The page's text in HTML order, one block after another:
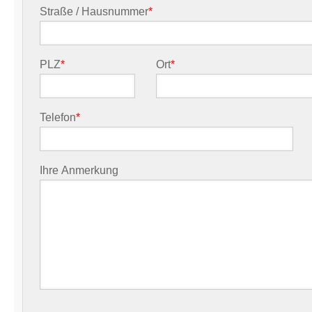
Straße / Hausnummer*
PLZ* Ort*
Telefon*
Ihre Anmerkung